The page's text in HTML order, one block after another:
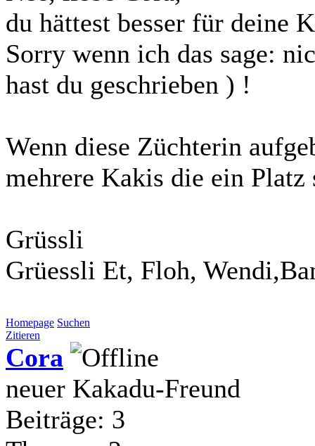
du hättest besser für deine
Sorry wenn ich das sage:
hast du geschrieben ) !
Wenn diese Züchterin
mehrere Kakis die ein Platz
Grüssli
Grüessli Et, Floh,
Homepage Suchen
Zitieren
Cora
neuer Kakadu-Freund
Beiträge: 3